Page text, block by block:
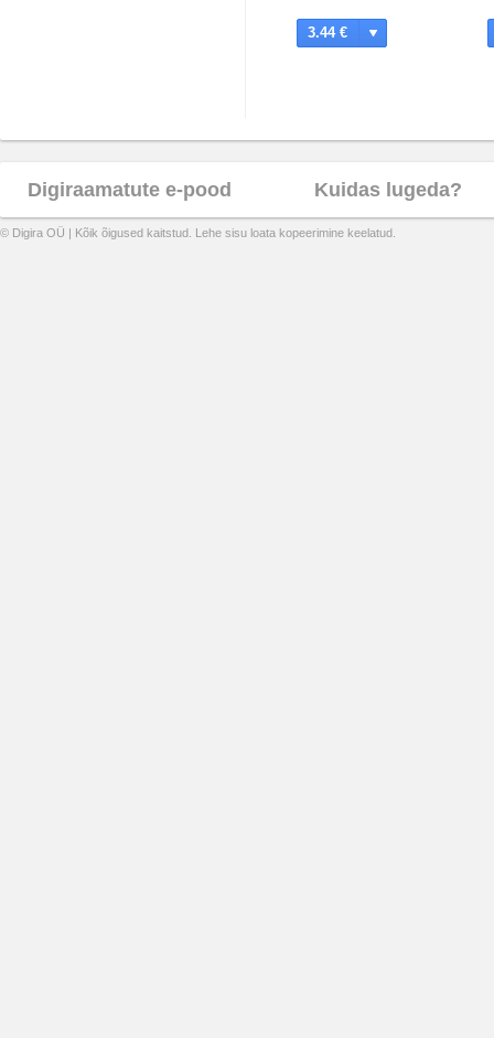
3.44 €
Digiraamatute e-pood Kuidas lugeda?
© Digira OÜ | Kõik õigused kaitstud. Lehe sisu loata kopeerimine keelatud.